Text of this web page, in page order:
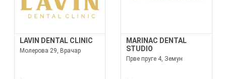
LAVIN DENTAL CLINIC
Молерова 29, Врачар
MARINAC DENTAL
STUDIO
Прве пруге 4, Земун